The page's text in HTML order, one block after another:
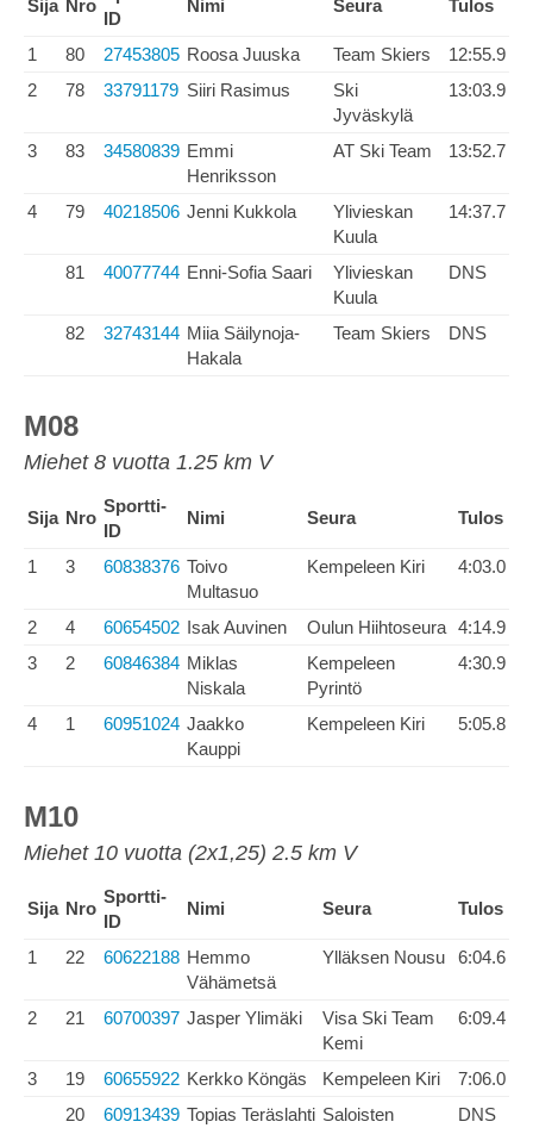
Sija Nro
ID
Nimi Seura Tulos
1 80 27453805 Roosa Juuska Team Skiers
12:55.9
2
78 33791179 Siiri Rasimus
Ski
Jyväskylä
13:03.9
3 83 34580839 Emmi
Henriksson
AT Ski Team 13:52.7
4 79 40218506 Jenni Kukkola
Ylivieskan
Kuula
14:37.7
81 40077744 Enni-Sofia Saari
Ylivieskan
Kuula
DNS
82 32743144 Miia Säilynoja-
Hakala
Team Skiers DNS
M08
Miehet 8 vuotta 1.25 km V
Sija Nro
Sportti-
ID
Nimi Seura Tulos
1 3 60838376 Toivo
Multasuo
Kempeleen Kiri 4:03.0
2 4 60654502 Isak Auvinen Oulun Hiihtoseura 4:14.9
3
2 60846384 Miklas
Niskala
Kempeleen
Pyrintö
4:30.9
4 1 60951024 Jaakko
Kauppi
Kempeleen Kiri 5:05.8
M10
Miehet 10 vuotta (2x1,25) 2.5 km V
Sija Nro
Sportti-
ID
Nimi Seura Tulos
1 22 60622188 Hemmo
Vähämetsä
Ylläksen Nousu 6:04.6
2 21 60700397 Jasper Ylimäki
Visa Ski Team
Kemi
6:09.4
3 19 60655922 Kerkko Köngäs Kempeleen Kiri
7:06.0
20
60913439 Topias Teräslahti Saloisten
DNS